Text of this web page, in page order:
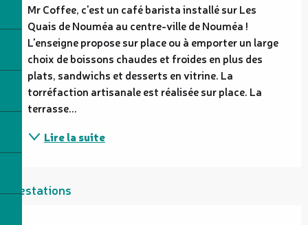
Mr Coffee, c'est un café barista installé sur Les
Quais de Nouméa au centre-ville de Nouméa !
L'enseigne propose sur place ou à emporter un large
choix de boissons chaudes et froides en plus des
plats, sandwichs et desserts en vitrine. La
torréfaction artisanale est réalisée sur place. La
terrasse...
Lire la suite
Prestations